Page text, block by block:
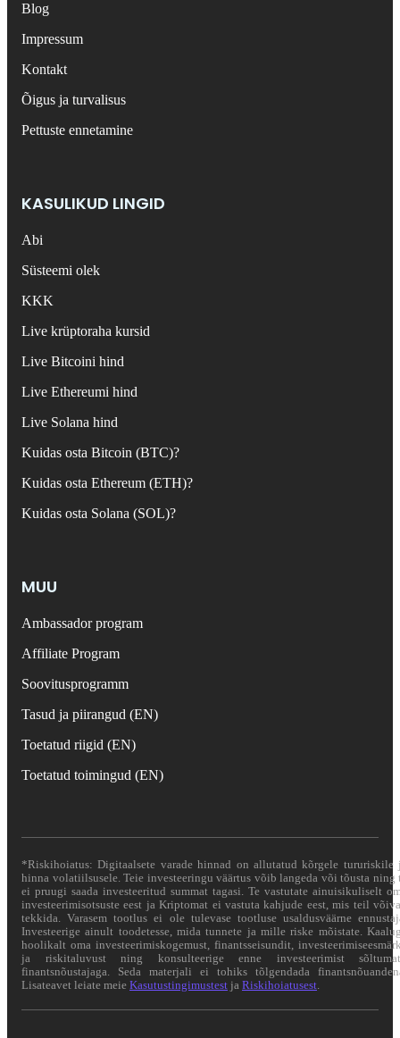
Blog
Impressum
Kontakt
Õigus ja turvalisus
Pettuste ennetamine
KASULIKUD LINGID
Abi
Süsteemi olek
KKK
Live krüptoraha kursid
Live Bitcoini hind
Live Ethereumi hind
Live Solana hind
Kuidas osta Bitcoin (BTC)?
Kuidas osta Ethereum (ETH)?
Kuidas osta Solana (SOL)?
MUU
Ambassador program
Affiliate Program
Soovitusprogramm
Tasud ja piirangud (EN)
Toetatud riigid (EN)
Toetatud toimingud (EN)
*Riskihoiatus: Digitaalsete varade hinnad on allutatud kõrgele tururiskile
hinna volatiilsusele. Teie investeeringu väärtus võib langeda või tõusta ning
ei pruugi saada investeeritud summat tagasi. Te vastutate ainuisikuliselt
investeerimisotsuste eest ja Kriptomat ei vastuta kahjude eest, mis teil
tekkida. Varasem tootlus ei ole tulevase tootluse usaldusväärne
Investeerige ainult toodetesse, mida tunnete ja mille riske mõistate.
hoolikalt oma investeerimiskogemust, finantsseisundit,
ja riskitaluvust ning konsulteerige enne investeerimist
finantsnõustajaga. Seda materjali ei tohiks tõlgendada
Lisateavet leiate meie Kasutustingimustest ja Riskihoiatusest.